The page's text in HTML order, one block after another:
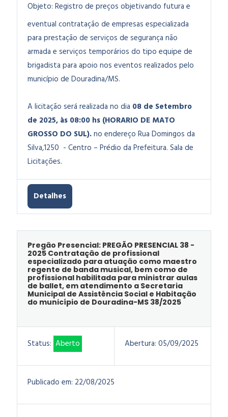
Objeto: Registro de preços objetivando futura e
eventual contratação de empresas especializada
para prestação de serviços de segurança não
armada e serviços temporários do tipo equipe de
brigadista para apoio nos eventos realizados pelo
município de Douradina/MS.
A licitação será realizada no dia 08 de Setembro
de 2025, às 08:00 hs (HORARIO DE MATO
GROSSO DO SUL).no endereço Rua Domingos da
Silva,1250 - Centro – Prédio da Prefeitura. Sala de
Licitações.
Detalhes
Pregão Presencial: PREGÃO PRESENCIAL 38 -
2025 Contratação de profissional
especializado para atuação como maestro
regente de banda musical, bem como de
profissional habilitada para ministrar aulas
de ballet, em atendimento a Secretaria
Municipal de Assistência Social e Habitação
do município de Douradina-MS 38/2025
Status: Aberto Abertura: 05/09/2025
Publicado em: 22/08/2025